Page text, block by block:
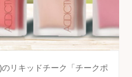
リキッドチーク「チークポ